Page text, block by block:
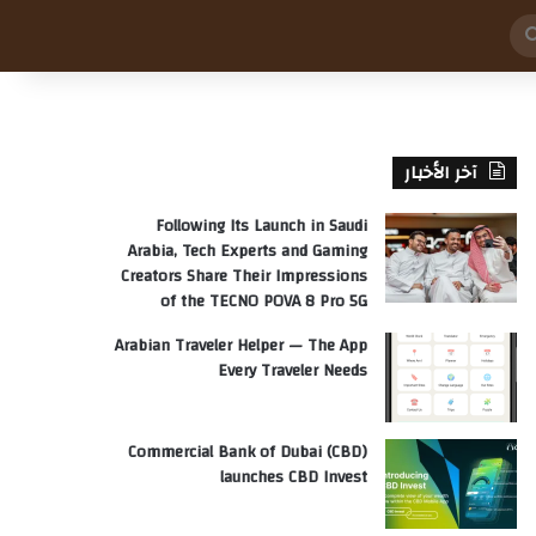
بحث
عن
آخر الأخبار
Following Its Launch in Saudi
Arabia, Tech Experts and Gaming
Creators Share Their Impressions
of the TECNO POVA 8 Pro 5G
Arabian Traveler Helper — The App
Every Traveler Needs
Commercial Bank of Dubai (CBD)
launches CBD Invest